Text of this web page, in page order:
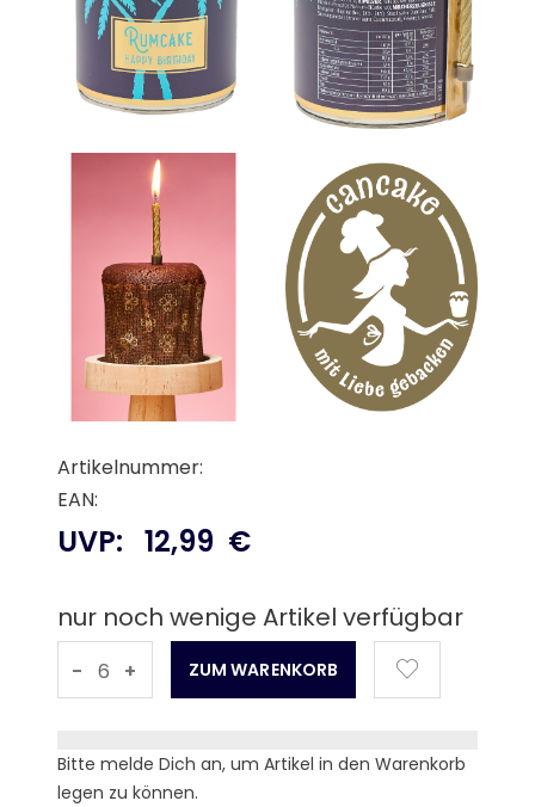
Artikelnummer:
EAN:
UVP: 12,99 €
nur noch wenige Artikel verfügbar
- +
Bitte melde Dich an, um Artikel in den Warenkorb
legen zu können.